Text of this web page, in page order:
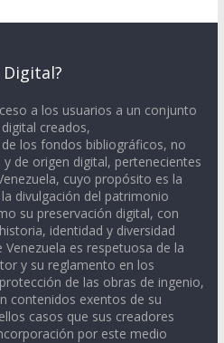
a los usuarios a un conjunto
creados,
los fondos bibliográficos, no
de origen digital, pertenecientes
cuyo propósito es la
divulgación del patrimonio
su preservación digital, con
identidad y diversidad
es respetuosa de la
y su reglamento en los
de las obras de ingenio,
contenidos exentos de su
casos que sus creadores
por este medio